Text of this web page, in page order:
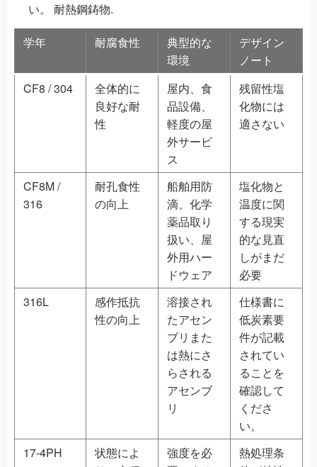
い。 耐熱鋼鋳物.
学年 耐腐食性
典型的な
環境
デザイン
ノート
CF8 / 304
全体的に
良好な耐
性
屋内、食
品設備、
軽度の屋
外サービ
ス
残留性塩
化物には
適さない
CF8M /
316
耐孔食性
の向上
船舶用防
滴、化学
薬品取り
扱い、屋
外用ハー
ドウェア
塩化物と
温度に関
する現実
的な見直
しがまだ
必要
316L
感作抵抗
性の向上
溶接され
たアセン
ブリまた
は熱にさ
らされる
アセンブ
リ
仕様書に
低炭素要
件が記載
されてい
ることを
確認して
くださ
い。
17-4PH
状態によ
強度を必
熱処理条